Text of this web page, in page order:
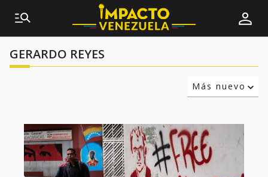
GERARDO REYES
Más nuevo